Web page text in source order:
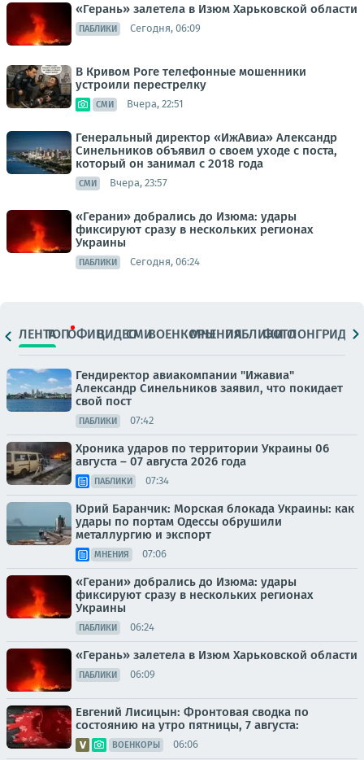
«Герань» залетела в Изюм Харьковской области
ПАБЛИКИ Сегодня, 06:09
В Кривом Роге телефонные мошенники
устроили перестрелку
СМИ Вчера, 22:51
Генеральный директор «ИжАвиа» Александр
Синельников объявил о своем уходе с поста,
который он занимал с 2018 года
СМИ Вчера, 23:57
«Герани» добрались до Изюма: удары
фиксируют сразу в нескольких регионах
Украины
ПАБЛИКИ Сегодня, 06:24
ЛЕНТАТОПОФИЦ.ВИДЕОСМИВОЕНКОРЫМНЕНИЯПАБЛИКИ
ФОТОЛОНГРИДЫ
Гендиректор авиакомпании "Ижавиа"
Александр Синельников заявил, что покидает
свой пост
ПАБЛИКИ 07:42
Хроника ударов по территории Украины 06
августа – 07 августа 2026 года
ПАБЛИКИ 07:34
Юрий Баранчик: Морская блокада Украины: как
удары по портам Одессы обрушили
металлургию и экспорт
МНЕНИЯ 07:06
«Герани» добрались до Изюма: удары
фиксируют сразу в нескольких регионах
Украины
ПАБЛИКИ 06:24
«Герань» залетела в Изюм Харьковской области
ПАБЛИКИ 06:09
Евгений Лисицын: Фронтовая сводка по
состоянию на утро пятницы, 7 августа:
ВОЕНКОРЫ 06:06